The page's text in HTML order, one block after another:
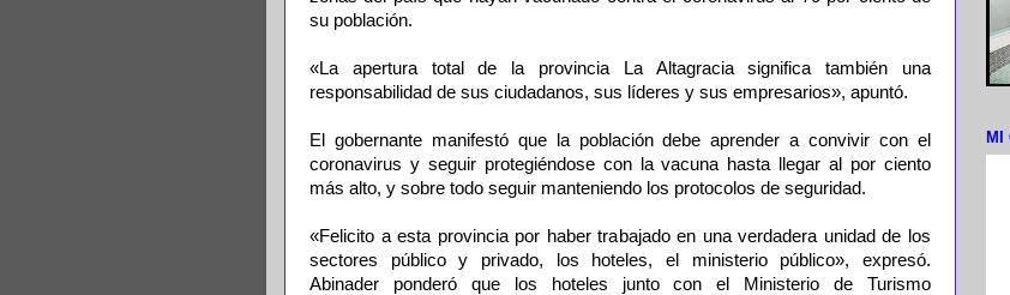
su población.
«La apertura total de la provincia La Altagracia significa también una
responsabilidad de sus ciudadanos, sus líderes y sus empresarios», apuntó.
El gobernante manifestó que la población debe aprender a convivir con el
coronavirus y seguir protegiéndose con la vacuna hasta llegar al por ciento
más alto, y sobre todo seguir manteniendo los protocolos de seguridad.
«Felicito a esta provincia por haber trabajado en una verdadera unidad de los
sectores público y privado, los hoteles, el ministerio público», expresó.
Abinader ponderó que los hoteles junto con el Ministerio de Turismo
MI